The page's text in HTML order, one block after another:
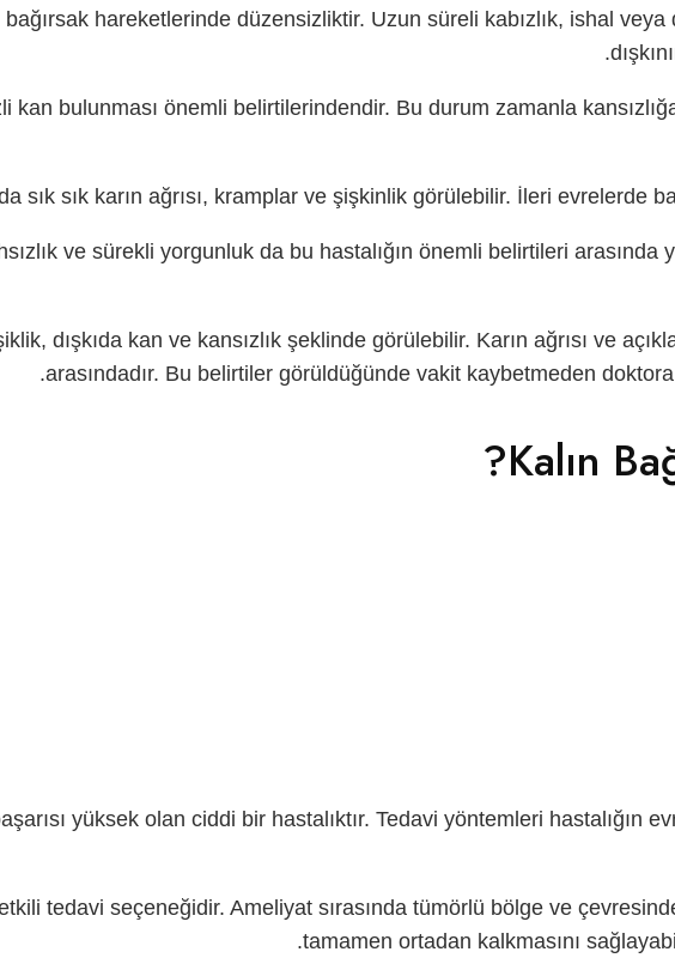
hareketlerinde düzensizliktir. Uzun süreli kabızlık, ishal veya
kan bulunması önemli belirtilerindendir. Bu durum zamanla
sık sık karın ağrısı, kramplar ve şişkinlik görülebilir. İleri evrelerde
ve sürekli yorgunluk da bu hastalığın önemli belirtileri arasında
dışkıda kan ve kansızlık şeklinde görülebilir. Karın ağrısı ve
arasındadır. Bu belirtiler görüldüğünde vakit kaybetmeden
Kalın
yüksek olan ciddi bir hastalıktır. Tedavi yöntemleri hastalığın
tedavi seçeneğidir. Ameliyat sırasında tümörlü bölge ve
tamamen ortadan kalkmasını